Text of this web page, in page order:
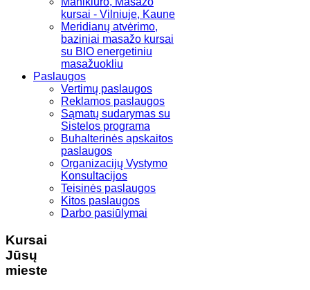
kursai - Vilniuje, Kaune
Meridianų atvėrimo,
baziniai masažo kursai
su BIO energetiniu
masažuokliu
Paslaugos
Vertimų paslaugos
Reklamos paslaugos
Sąmatų sudarymas su
Sistelos programa
Buhalterinės apskaitos
paslaugos
Organizacijų Vystymo
Konsultacijos
Teisinės paslaugos
Kitos paslaugos
Darbo pasiūlymai
Kursai
Jūsų
mieste